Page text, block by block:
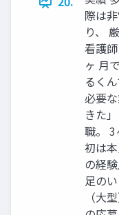
際は
り、
看護
ヶ 月
るく
必要
きた
職。 3
初は
の経
足の
（大